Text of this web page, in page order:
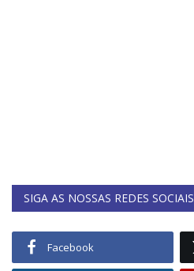
SIGA AS NOSSAS REDES SOCIAIS
Facebook